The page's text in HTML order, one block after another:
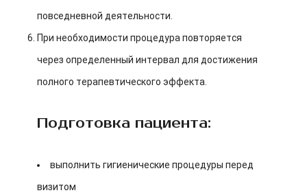
повседневной деятельности.
При необходимости процедура повторяется
через определенный интервал для достижения
полного терапевтического эффекта.
Подготовка пациента:
выполнить гигиенические процедуры перед
визитом